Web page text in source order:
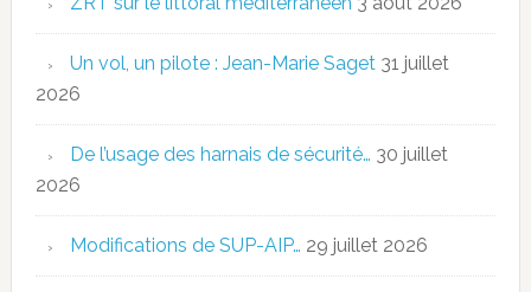
Un vol, un pilote : Jean-Marie Saget 31 juillet
2026
De l’usage des harnais de sécurité… 30 juillet
2026
Modifications de SUP-AIP… 29 juillet 2026